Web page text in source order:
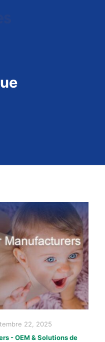
22, 2025
- OEM & Solutions de